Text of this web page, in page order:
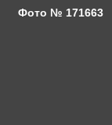
Фото № 171663